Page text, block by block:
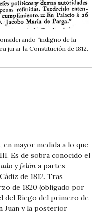
“indigno de la
jurar la Constitución de 1812.
mayor medida a lo que
Es de sobra conocido el
yfelón a partes
de 1812. Tras
de 1820 (obligado por
del Riego del primero de
Juan y la posterior